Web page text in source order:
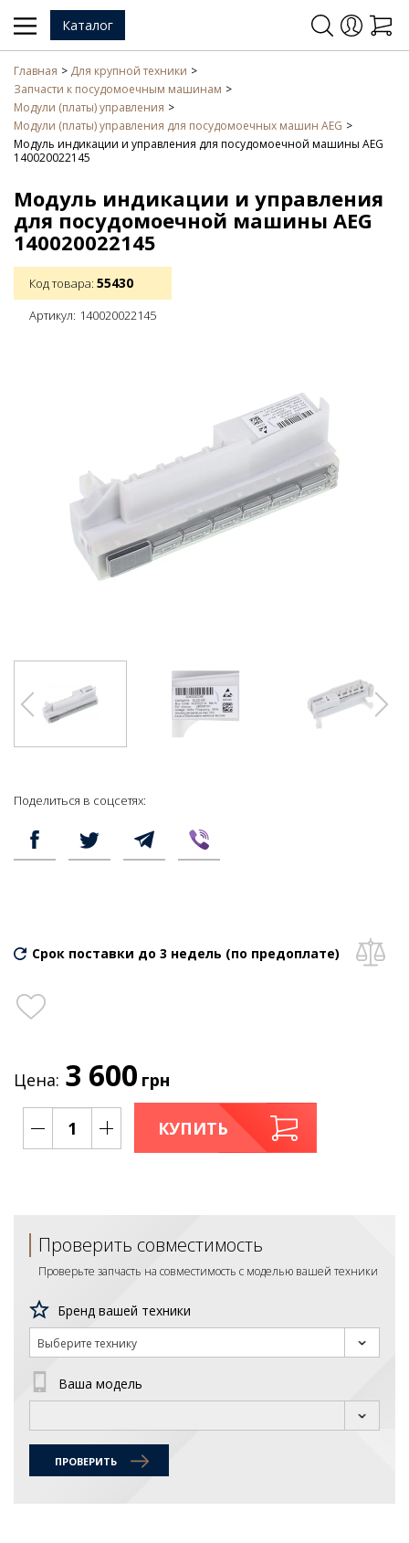
Каталог
Главная
Для крупной техники
Запчасти к посудомоечным машинам
Модули (платы) управления
Модули (платы) управления для посудомоечных машин AEG
Модуль индикации и управления для посудомоечной машины AEG
140020022145
Модуль индикации и управления
для посудомоечной машины AEG
140020022145
Код товара: 55430
Артикул: 140020022145
Поделиться в соцсетях:
Срок поставки до 3 недель (по предоплате)
Цена: 3 600 грн
КУПИТЬ
Проверить совместимость
Проверьте запчасть на совместимость с моделью вашей техники
Бренд вашей техники
Выберите технику
Ваша модель
ПРОВЕРИТЬ